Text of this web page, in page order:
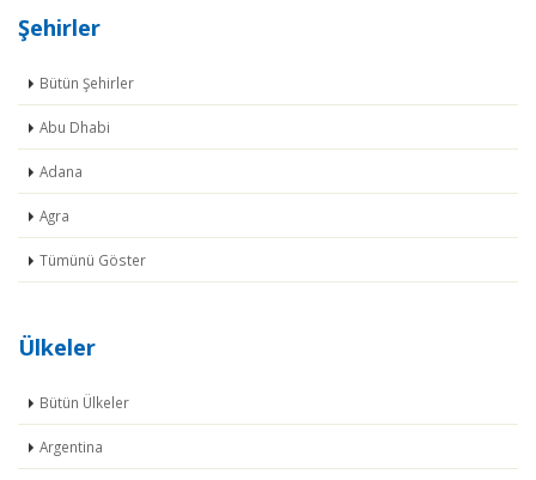
Şehirler
Bütün Şehirler
Abu Dhabi
Adana
Agra
Tümünü Göster
Ülkeler
Bütün Ülkeler
Argentina